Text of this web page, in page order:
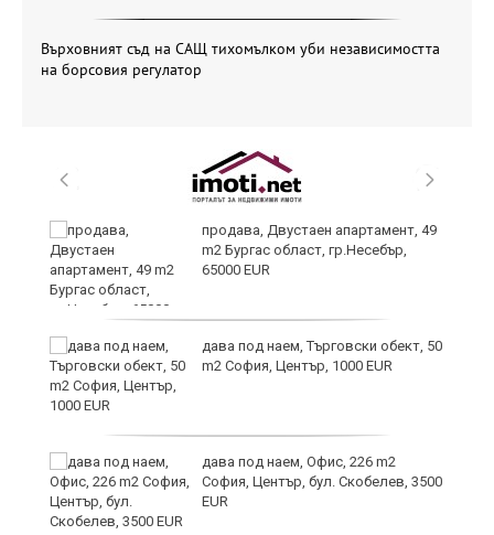
Върховният съд на САЩ тихомълком уби независимостта
на борсовия регулатор
продава, Двустаен апартамент, 49
m2 Бургас област, гр.Несебър,
65000 EUR
дава под наем, Търговски обект, 50
m2 София, Център, 1000 EUR
дава под наем, Офис, 226 m2
София, Център, бул. Скобелев, 3500
EUR